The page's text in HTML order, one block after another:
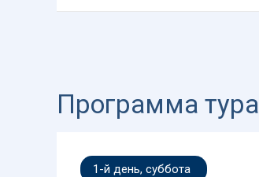
Программа тура
1-й день, суббота